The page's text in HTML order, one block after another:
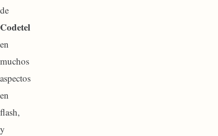
de
Codetel
en
muchos
aspectos
en
flash,
y